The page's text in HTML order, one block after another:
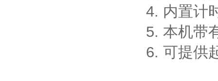
4. 内置计
5. 本机带
6. 可提供